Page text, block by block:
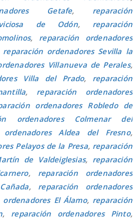
Getafe, reparación
de Odón, reparación
, reparación ordenadores
reparación ordenadores Sevilla la
Villanueva de Perales,
Villa del Prado, reparación
, reparación ordenadores
ordenadores Robledo de
ordenadores Colmenar del
ordenadores Aldea del Fresno,
Pelayos de la Presa, reparación
de Valdeiglesias, reparación
, reparación ordenadores
, reparación ordenadores
ordenadores El Álamo, reparación
, reparación ordenadores Pinto,